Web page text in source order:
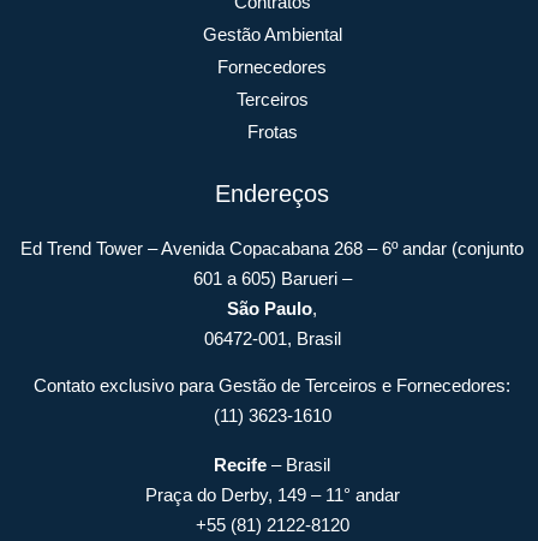
Gestão Ambiental
Fornecedores
Terceiros
Frotas
Endereços
Ed Trend Tower – Avenida Copacabana 268 – 6º andar (conjunto
601 a 605) Barueri –
São Paulo,
06472-001, Brasil
Contato exclusivo para Gestão de Terceiros e Fornecedores:
(11) 3623-1610
Recife – Brasil
Praça do Derby, 149 – 11° andar
+55 (81) 2122-8120